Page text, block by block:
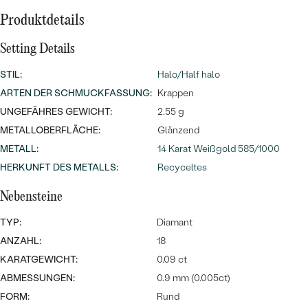
Wave Kollektion
ANSEHEN
NACH DER FARBE
NACH DER FORM
DIAMANTEN
Ohrrinnge
ANSEHEN
Personalisierte
Halsketten
Meistverkaufte
ANSEHEN
Produktdetails
Setting Details
STIL:
Halo/Half halo
ARTEN DER SCHMUCKFASSUNG: Krappen
UNGEFÄHRES GEWICHT:
2.55 g
METALLOBERFLÄCHE:
Glänzend
METALL:
14 Karat Weißgold 585/1000
HERKUNFT DES METALLS: Recyceltes
Nebensteine
TYP:
Diamant
ANZAHL:
18
KARATGEWICHT:
0.09 ct
ABMESSUNGEN:
0.9 mm (0.005ct)
FORM:
Rund